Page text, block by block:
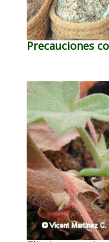
Precauciones